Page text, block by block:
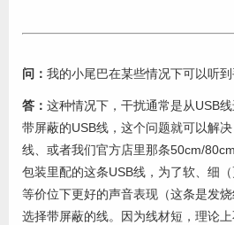
问： 我的小尾巴在某些情况下可以听
答： 这种情况下，干扰通常是从USB
带屏蔽的USB线，这个问题就可以解
线、或者我们官方店里那条50cm/
包装里配的这条USB线，为了软、细
等价位下更好的声音表现（这条是发
选择带屏蔽的线。因为线材短，理论